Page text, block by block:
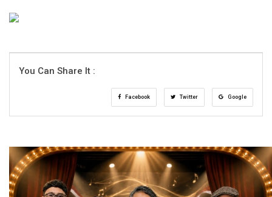
You Can Share It :
Facebook Twitter Google